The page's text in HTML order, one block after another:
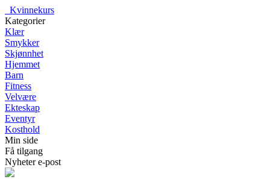
Kvinnekurs
Kategorier
Klær
Smykker
Skjønnhet
Hjemmet
Barn
Fitness
Velvære
Ekteskap
Eventyr
Kosthold
Min side
Få tilgang
Nyheter e-post